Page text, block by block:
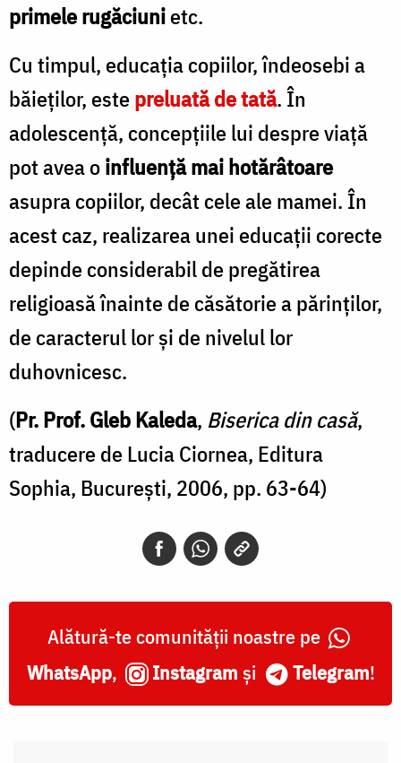
primele rugăciunietc.
Cu timpul, educaţia copiilor, îndeosebi a
băieţilor, estepreluată de tată. În
adolescenţă, concepţiile lui despre viaţă
pot avea oinfluenţă mai hotărâtoare
asupra copiilor, decât cele ale mamei. În
acest caz, realizarea unei educaţii corecte
depinde considerabil de pregătirea
religioasă înainte de căsătorie a părinţilor,
de caracterul lor şi de nivelul lor
duhovnicesc.
(Pr. Prof. Gleb Kaleda, Biserica din casă,
traducere de Lucia Ciornea, Editura
Sophia, București, 2006, pp. 63-64)
Alătură-te comunității noastre pe
WhatsApp, Instagram și Telegram!